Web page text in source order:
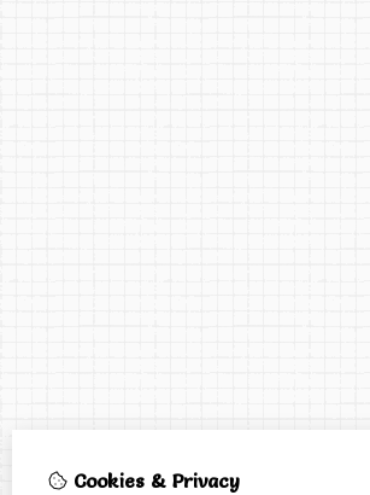
Cookies & Privacy